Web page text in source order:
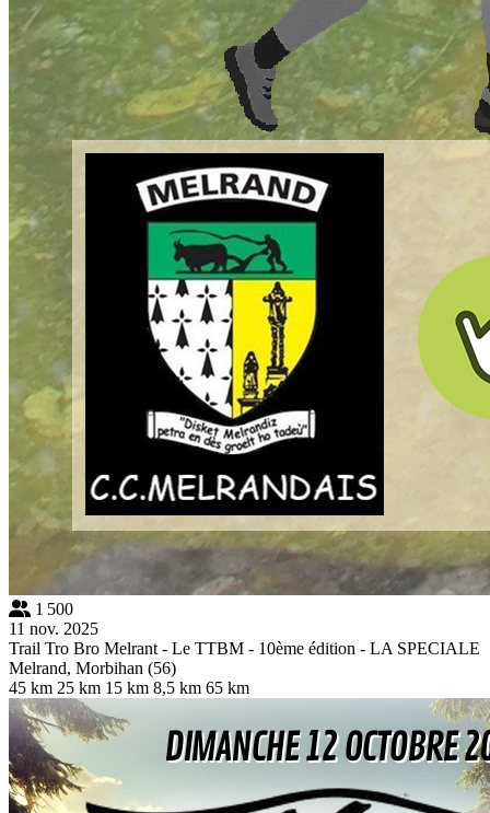
1 500
11 nov. 2025
Trail Tro Bro Melrant - Le TTBM - 10ème édition - LA SPECIALE
Melrand, Morbihan (56)
45 km 25 km 15 km 8,5 km 65 km